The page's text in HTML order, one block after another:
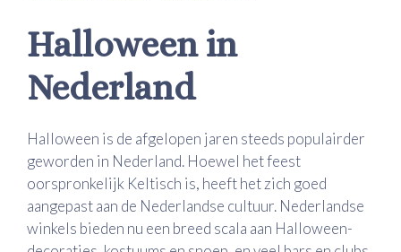
Halloween in
Nederland
Halloween is de afgelopen jaren steeds populairder
geworden in Nederland. Hoewel het feest
oorspronkelijk Keltisch is, heeft het zich goed
aangepast aan de Nederlandse cultuur. Nederlandse
winkels bieden nu een breed scala aan Halloween-